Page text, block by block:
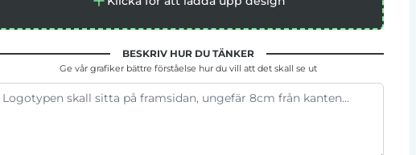
BESKRIV HUR DU TÄNKER
Ge vår grafiker bättre förståelse hur du vill att det skall se ut